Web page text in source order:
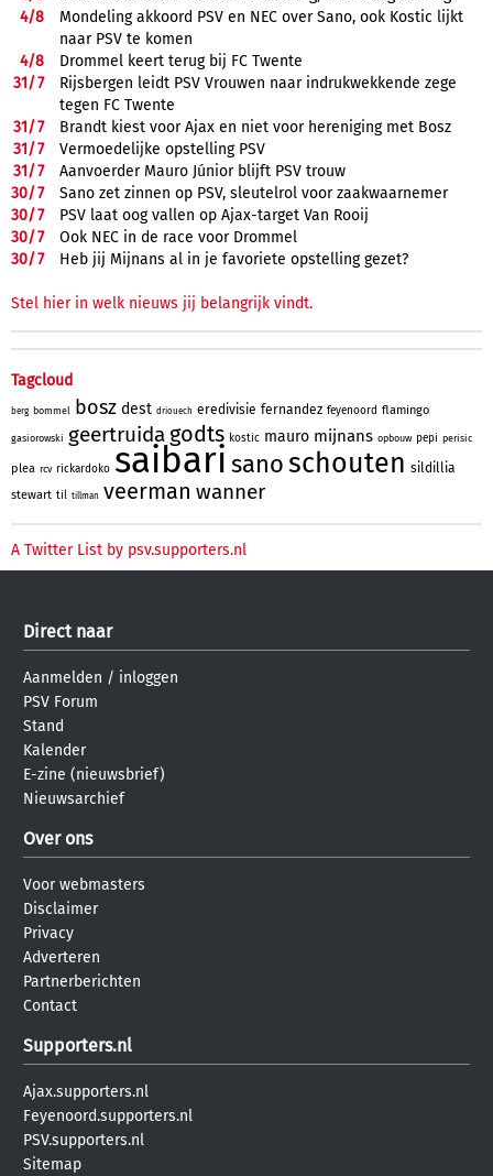
4/8
Mondeling akkoord PSV en NEC over Sano, ook Kostic lijkt
naar PSV te komen
4/8
Drommel keert terug bij FC Twente
31/7
Rijsbergen leidt PSV Vrouwen naar indrukwekkende zege
tegen FC Twente
31/7
Brandt kiest voor Ajax en niet voor hereniging met Bosz
31/7
Vermoedelijke opstelling PSV
31/7
Aanvoerder Mauro Júnior blijft PSV trouw
30/7
Sano zet zinnen op PSV, sleutelrol voor zaakwaarnemer
30/7
PSV laat oog vallen op Ajax-target Van Rooij
30/7
Ook NEC in de race voor Drommel
30/7 Heb jij Mijnans al in je favoriete opstelling gezet?
Stel hier in welk nieuws jij belangrijk vindt.
Tagcloud
berg bommel bosz dest driouech eredivisie fernandez feyenoord flamingo
gasiorowski geertruida godts kostic mauro mijnans opbouw pepi perisic
plea rcv rickardoko saibari sanoschouten sildillia
stewart til tillman veerman wanner
A Twitter List by psv.supporters.nl
Direct naar
Aanmelden / inloggen
PSV Forum
Stand
Kalender
E-zine (nieuwsbrief)
Nieuwsarchief
Over ons
Voor webmasters
Disclaimer
Privacy
Adverteren
Partnerberichten
Contact
Supporters.nl
Ajax.supporters.nl
Feyenoord.supporters.nl
PSV.supporters.nl
Sitemap